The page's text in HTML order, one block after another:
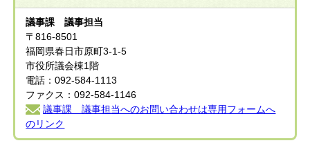
議事課 議事担当
〒816-8501
福岡県春日市原町3-1-5
市役所議会棟1階
電話：092-584-1113
ファクス：092-584-1146
議事課 議事担当へのお問い合わせは専用フォームへ
のリンク